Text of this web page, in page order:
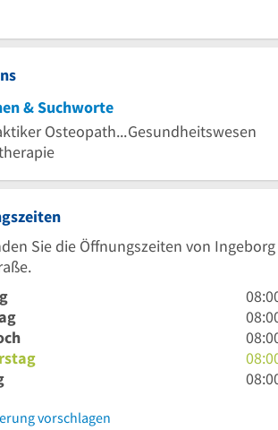
& Suchworte
Heilpraktiker OsteopathieGesundheitswesen
Sie die Öffnungszeiten von
8
Uhr
bis
18
Uhr
8
Uhr
bis
18
8
Uhr
bis
8
Uhr
8
vorschlagen